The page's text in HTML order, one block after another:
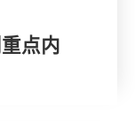
点内